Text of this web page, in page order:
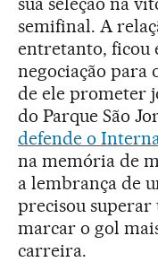
semifinal. A
entretanto, ficou
negociação para
de ele prometer
do Parque São
defende o
na memória de
a lembrança de
precisou
marcar o gol
carreira.